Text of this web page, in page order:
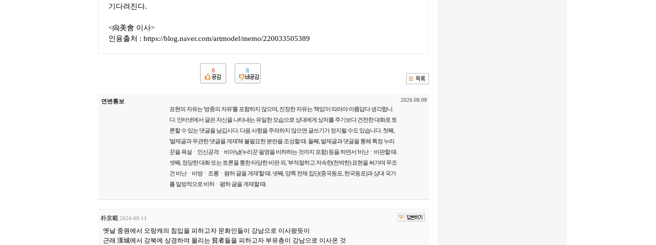
기다려진다.
<尙美會 이사>
인용출처 : https://blog.naver.com/artmodel/memo/220033505389
0 0
연변통보
표현의 자유는 '방종의 자유'를 포함하지 않으며, 진정한 자유는 '책임'이 따라야 아름답다 생각합니
다. 인터넷에서 글은 자신을 나타내는 유일한 모습으로 상대에게 상처를 주기보다 건전한 대화로 토
론할 수 있는 댓글을 남깁시다. 다음 사항을 주의하지 않으면 글쓰기가 정지될 수도 있습니다. 첫째,
'발제글과 무관한 댓글을 게재'해 불필요한 분란을 조성할 때. 둘째, 발제글과 댓글을 통해 특정 누리
꾼을 욕설ㆍ인신공격ㆍ비아냥(누리꾼 필명을 비하하는 것까지 포함) 등을 하면서 '비난ㆍ비판할 때.
셋째, 정당한 대화 또는 토론을 통한 타당한 비판 외, '부적절하고 저속한(천박한) 표현을 써가며 무조
건 비난ㆍ비방ㆍ조롱ㆍ폄하 글을 게재'할 때. 넷째, 양쪽 전체 집단(중국동포, 한국동포)과 상대 국가
를 일방적으로 비하ㆍ폄하 글을 게재할 때.
2026.08.08
朴京範 2024-09-11
옛날 중원에서 오랑캐의 침입을 피하고자 문화인들이 강남으로 이사왔듯이
근래 漢城에서 강북에 상경하여 몰리는 貧者들을 피하고자 부유층이 강남으로 이사온 것